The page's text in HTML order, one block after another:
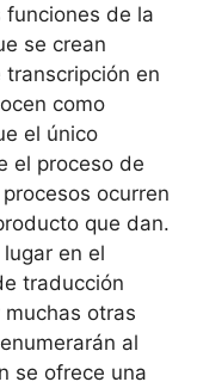
de la
se crean
en
como
el único
el proceso de
ocurren
que dan.
en el
traducción
otras
al
se ofrece una